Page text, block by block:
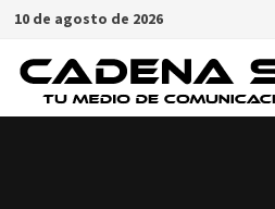
Saltar
contenido
10 de agosto de 2026